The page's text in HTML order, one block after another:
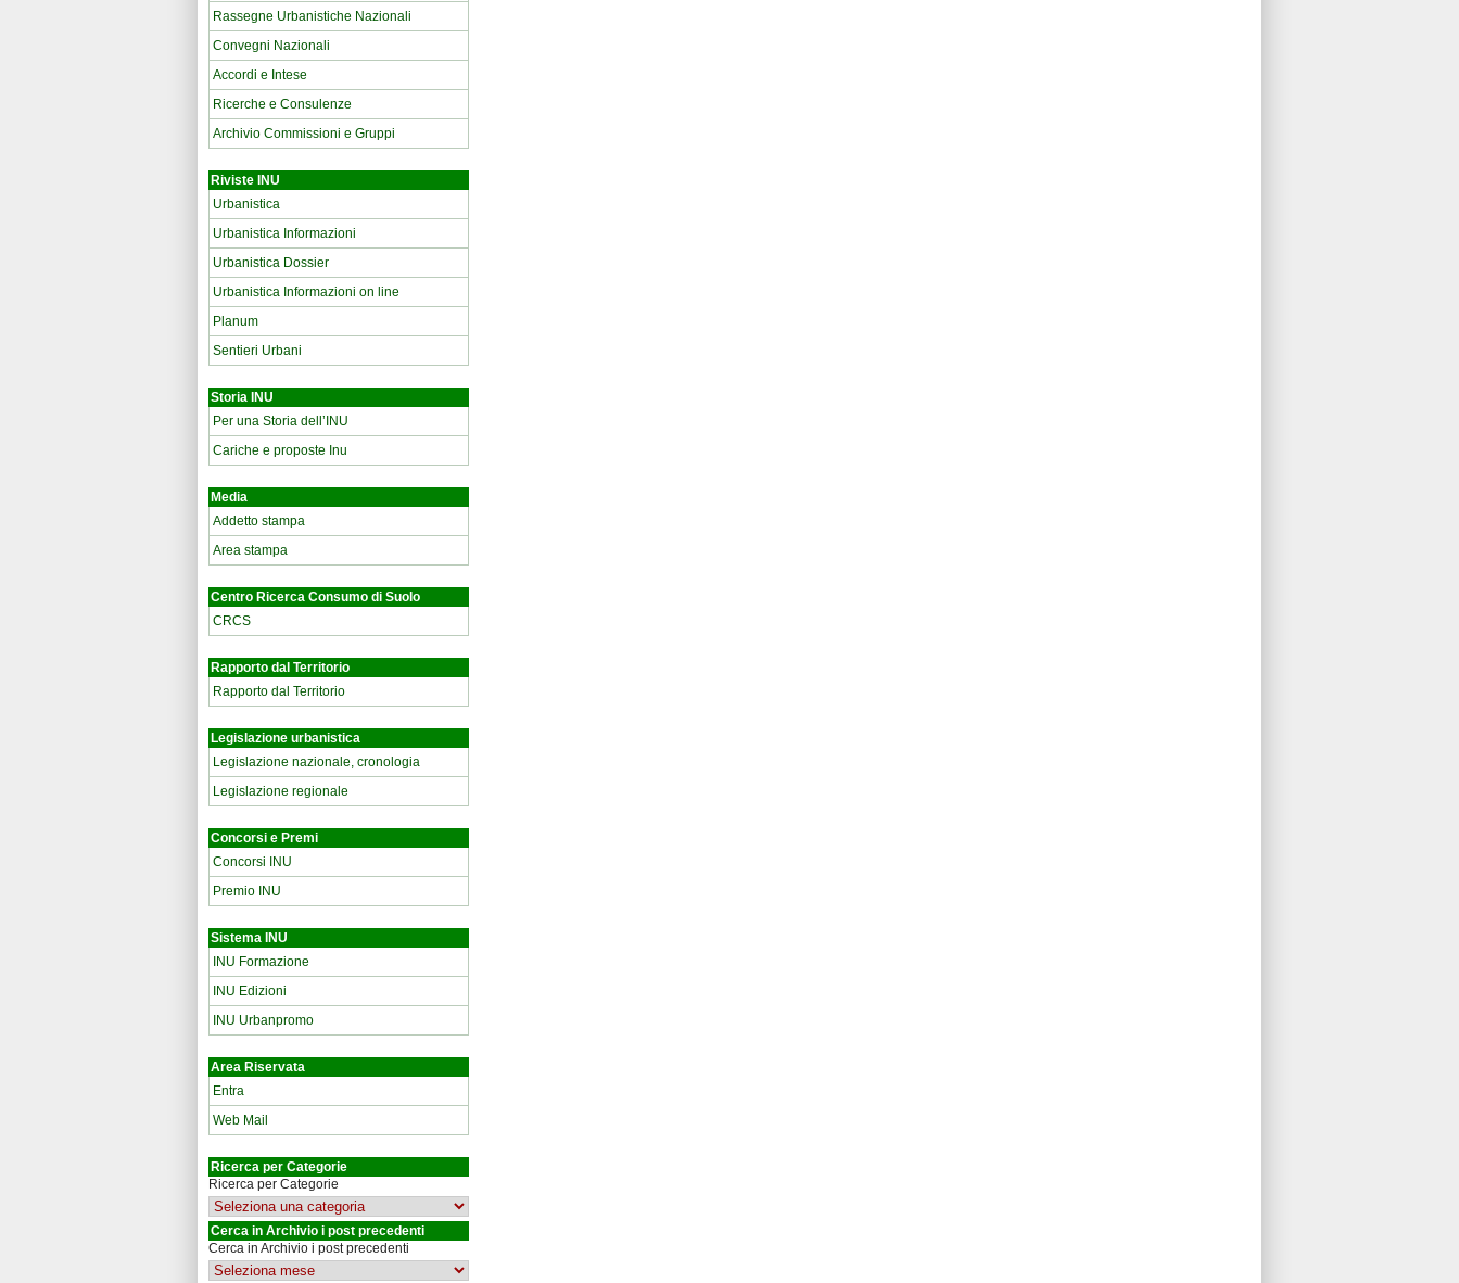
Rassegne Urbanistiche Nazionali
Convegni Nazionali
Accordi e Intese
Ricerche e Consulenze
Archivio Commissioni e Gruppi
Riviste INU
Urbanistica
Urbanistica Informazioni
Urbanistica Dossier
Urbanistica Informazioni on line
Planum
Sentieri Urbani
Storia INU
Per una Storia dell’INU
Cariche e proposte Inu
Media
Addetto stampa
Area stampa
Centro Ricerca Consumo di Suolo
CRCS
Rapporto dal Territorio
Rapporto dal Territorio
Legislazione urbanistica
Legislazione nazionale, cronologia
Legislazione regionale
Concorsi e Premi
Concorsi INU
Premio INU
Sistema INU
INU Formazione
INU Edizioni
INU Urbanpromo
Area Riservata
Entra
Web Mail
Ricerca per Categorie
Ricerca per Categorie
Cerca in Archivio i post precedenti
Cerca in Archivio i post precedenti